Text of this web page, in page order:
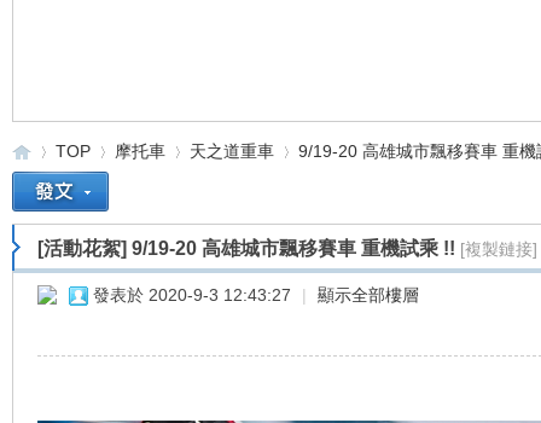
重 »
TOP
›
摩托車
›
天之道重車
›
9/19-20 高雄城市飄移賽車 重機
[活動花絮] 9/19-20 高雄城市飄移賽車 重機試乘 !! [複製鏈接]
發表於 2020-9-3 12:43:27 | 顯示全部樓層